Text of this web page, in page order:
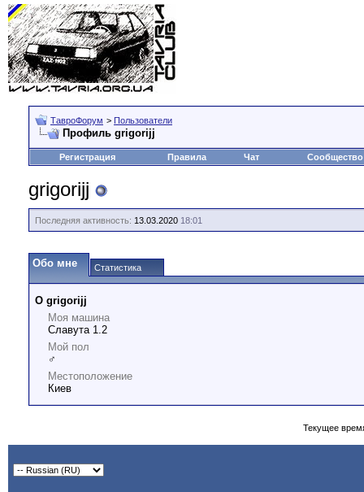
ТавроФорум > Пользователи
Профиль grigorijj
Регистрация Правила Чат Сообщество
grigorijj
Последняя активность: 13.03.2020 18:01
Обо мне Статистика
О grigorijj
Моя машина
Славута 1.2
Мой пол
♂
Местоположение
Киев
Текущее